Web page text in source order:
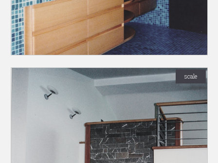
scale